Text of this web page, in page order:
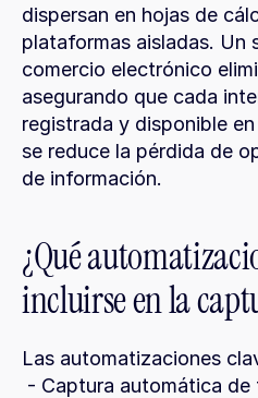
dispersan en hojas de
plataformas aisladas. Un
comercio electrónico
asegurando que cada
registrada y disponible
se reduce la pérdida de
de información.
¿Qué
incluirse en la
Las automatizaciones
- Captura automática de